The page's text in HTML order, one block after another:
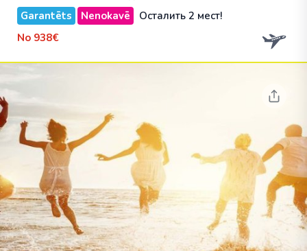
Garantēts
Nenokavē
Осталить 2 мест!
No 938€